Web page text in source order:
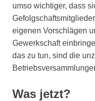
umso wichtiger, dass
eigenen Vorschlägen
Gewerkschaft
das zu tun, sind die
Was jetzt?